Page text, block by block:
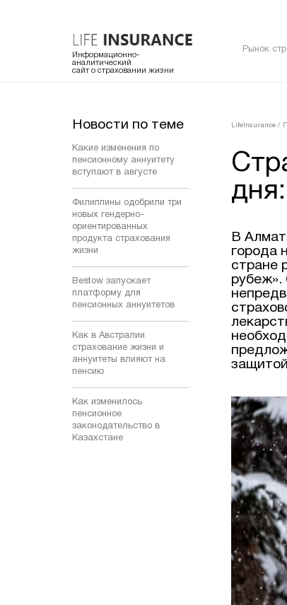
Информационно-
аналитический
сайт о страховании жизни
Рынок
Новости по теме
Какие изменения по
пенсионному аннуитету
вступают в августе
Филиппины одобрили три
новых гендерно-
ориентированных
продукта страхования
жизни
Bestow запускает
платформу для
пенсионных аннуитетов
Как в Австралии
страхование жизни и
аннуитеты влияют на
пенсию
Как изменилось
пенсионное
законодательство в
Казахстане
LifeInsurance /
В
города
стране
рубеж».